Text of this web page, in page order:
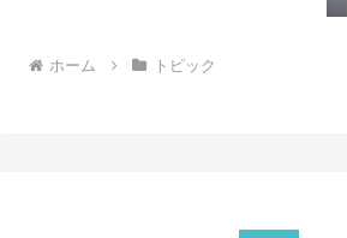
ホーム トピック